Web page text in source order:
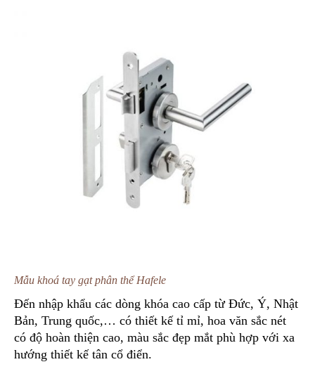
Mẫu khoá tay gạt phân thể Hafele
Đến nhập khẩu các dòng khóa cao cấp từ Đức, Ý, Nhật
Bản, Trung quốc,… có thiết kế tỉ mỉ, hoa văn sắc nét
có độ hoàn thiện cao, màu sắc đẹp mắt phù hợp với xa
hướng thiết kế tân cổ điển.